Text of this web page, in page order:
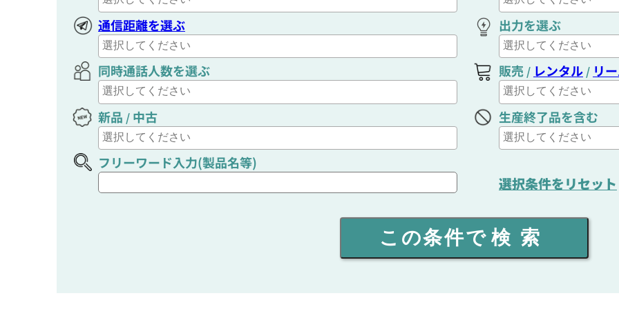
通信距離を選ぶ 出力を選ぶ
同時通話人数を選ぶ 販売 / レンタル / リ
新品 / 中古 生産終了品を含む
フリーワード入力(製品名等)
選択条件をリセット
この条件で 検索